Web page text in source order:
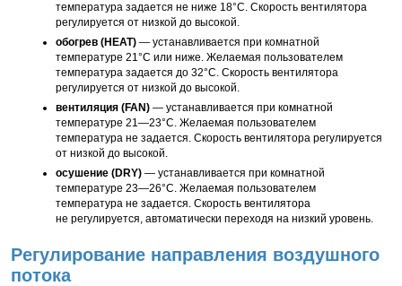
температура задается не ниже 18°С. Скорость вентилятора
регулируется от низкой до высокой.
обогрев (HEAT) — устанавливается при комнатной
температуре 21°С или ниже. Желаемая пользователем
температура задается до 32°С. Скорость вентилятора
регулируется от низкой до высокой.
вентиляция (FAN) — устанавливается при комнатной
температуре 21—23°С. Желаемая пользователем
температура не задается. Скорость вентилятора регулируется
от низкой до высокой.
осушение (DRY) — устанавливается при комнатной
температуре 23—26°С. Желаемая пользователем
температура не задается. Скорость вентилятора
не регулируется, автоматически переходя на низкий уровень.
Регулирование направления воздушного
потока